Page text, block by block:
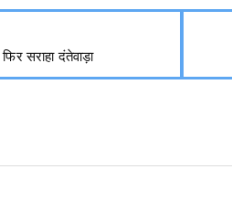
सराहा दंतेवाड़ा